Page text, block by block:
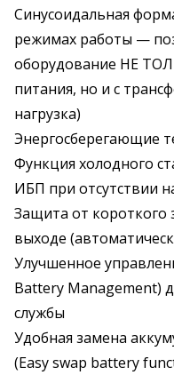
Синусоидальная
режимах работы —
оборудование НЕ
питания, но и с
нагрузка)
Энергосберегающие
Функция холодного
ИБП при отсутствии
Защита от короткого
выходе
Улучшенное
Battery Management)
службы
Удобная замена
(Easy swap battery